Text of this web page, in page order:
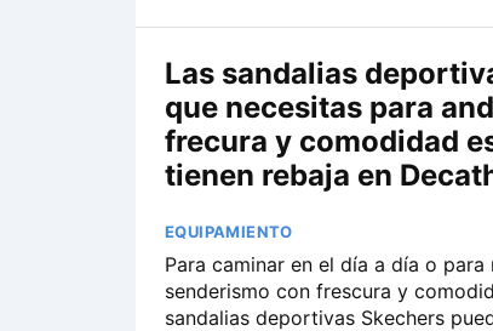
Las sandalias
que necesitas para
frecura y comodidad
tienen rebaja en
EQUIPAMIENTO
Para caminar en el día a día o para
senderismo con frescura y
sandalias deportivas Skechers